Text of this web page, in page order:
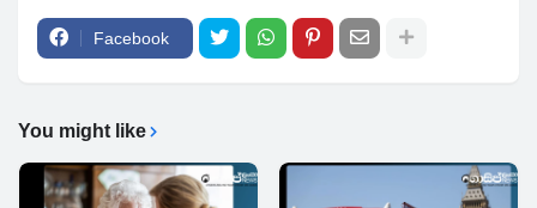
Facebook
You might like